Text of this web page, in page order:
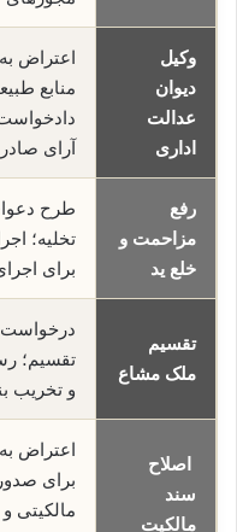
وکیل
دیوان
عدالت
اداری
اعتراض
منابع
آرای
رفع
مزاحمت و
خلع ید
طرح
تخلیه؛
برای
تقسیم
ملک مشاع
درخواست
تقسیم؛
و تخریب
اصلاح
سند
مالکیت
اعتراض
برای
مالکیتی و